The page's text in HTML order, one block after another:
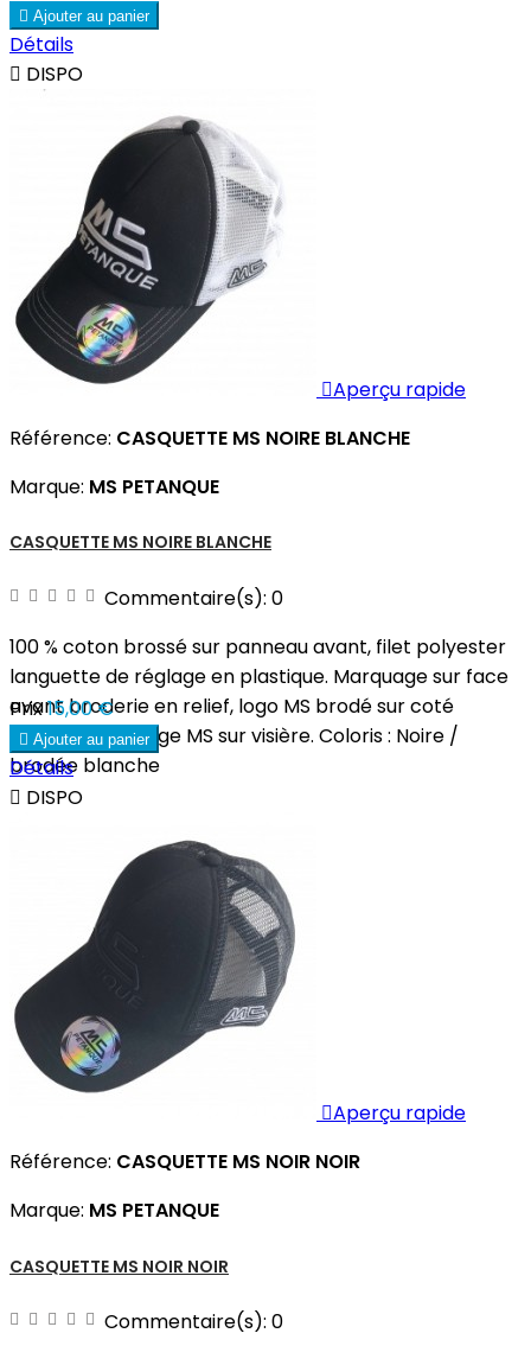
 Ajouter au panier
Détails
 DISPO
Aperçu rapide
Référence: CASQUETTE MS NOIRE BLANCHE
Marque: MS PETANQUE
CASQUETTE MS NOIRE BLANCHE
Commentaire(s): 0
100 % coton brossé sur panneau avant, filet polyester
languette de réglage en plastique. Marquage sur face
avant broderie en relief, logo MS brodé sur coté
gauche marquage MS sur visière. Coloris : Noire /
brodée blanche
Prix15,00 €
 Ajouter au panier
Détails
 DISPO
Aperçu rapide
Référence: CASQUETTE MS NOIR NOIR
Marque: MS PETANQUE
CASQUETTE MS NOIR NOIR
Commentaire(s): 0